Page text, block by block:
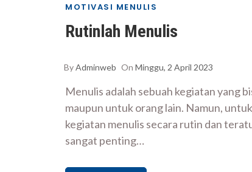
MOTIVASI MENULIS
Rutinlah Menulis
ByAdminweb On Minggu, 2 April 2023
Menulis adalah sebuah kegiatan yang
maupun untuk orang lain. Namun,
kegiatan menulis secara rutin dan
sangat penting…